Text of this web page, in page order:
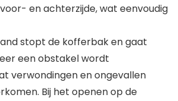
en achterzijde, wat eenvoudig
stopt de kofferbak en gaat
een obstakel wordt
verwondingen en ongevallen
Bij het openen op de